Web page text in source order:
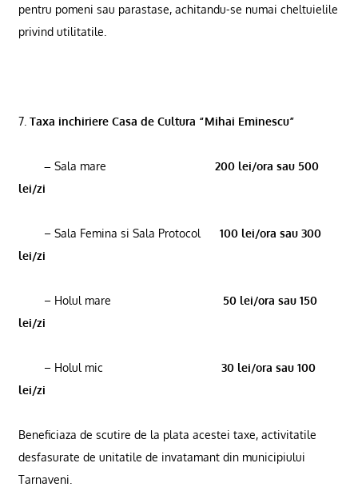
pentru pomeni sau parastase, achitandu-se numai cheltuielile
privind utilitatile.
7. Taxa inchiriere Casa de Cultura “Mihai Eminescu”
– Sala mare
200 lei/ora sau 500
lei/zi
– Sala Femina si Sala Protocol
100 lei/ora sau 300
lei/zi
– Holul mare
50 lei/ora sau 150
lei/zi
– Holul mic
30 lei/ora sau 100
lei/zi
Beneficiaza de scutire de la plata acestei taxe, activitatile
desfasurate de unitatile de invatamant din municipiului
Tarnaveni.